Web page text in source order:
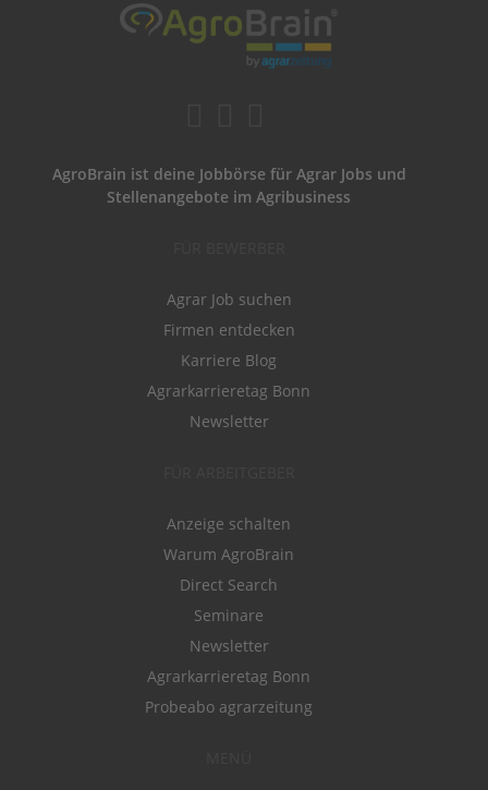
AgroBrain ist deine Jobbörse für Agrar Jobs und
Stellenangebote im Agribusiness
Agrar Job suchen
Firmen entdecken
Karriere Blog
Agrarkarrieretag Bonn
Newsletter
Anzeige schalten
Warum AgroBrain
Direct Search
Seminare
Newsletter
Agrarkarrieretag Bonn
Probeabo agrarzeitung